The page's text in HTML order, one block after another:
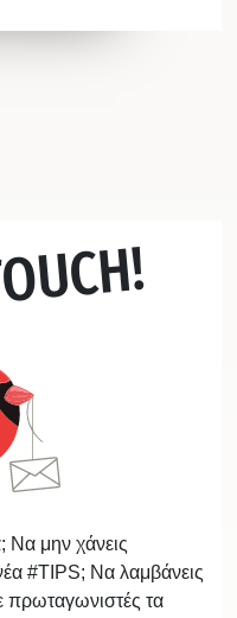
Να μην χάνεις
#TIPS; Να λαμβάνεις
πρωταγωνιστές τα